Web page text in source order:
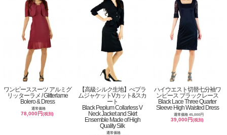
ワンピーススーツ アルミグ
リッターラメ / Glitterlame
Bolero & Dress
通常価格
78,000円(税別)
【高級シルク生地】ぺプラ
ムジャケットVカット&スカ
ート
Black Peplum Collarless V
Neck Jacket and Skirt
Ensemble Made of High
Quality Silk
通常価格
ハイウエスト切替七分袖ワ
ンピース ブラックレース
Black Lace Three Quarter
Sleeve High Waisted Dress
通常価格 45,000円
39,000円(税別)